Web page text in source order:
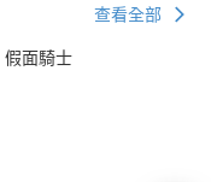
查看全部
假面騎士